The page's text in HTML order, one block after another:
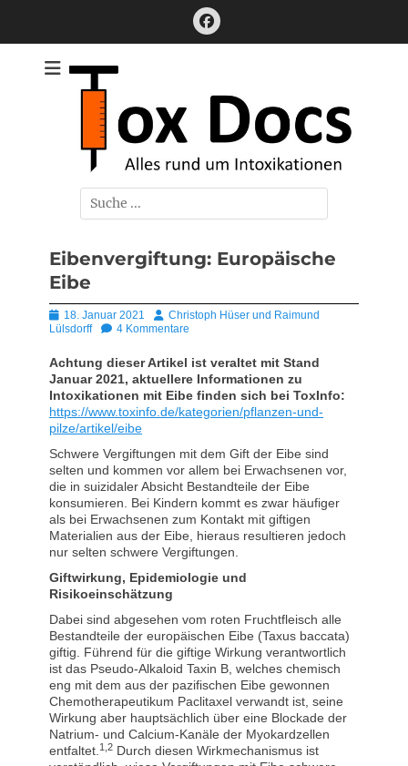
Facebook
Alles rund um Intoxikationen
Suchen
nach:
Eibenvergiftung: Europäische
Eibe
Posted
on
18. Januar 2021 AutorChristoph Hüser und Raimund
Lülsdorff
4 Kommentare
Achtung dieser Artikel ist veraltet mit Stand
Januar 2021, aktuellere Informationen zu
Intoxikationen mit Eibe finden sich bei ToxInfo:
https://www.toxinfo.de/kategorien/pflanzen-und-
pilze/artikel/eibe
Schwere Vergiftungen mit dem Gift der Eibe sind
selten und kommen vor allem bei Erwachsenen vor,
die in suizidaler Absicht Bestandteile der Eibe
konsumieren. Bei Kindern kommt es zwar häufiger
als bei Erwachsenen zum Kontakt mit giftigen
Materialien aus der Eibe, hieraus resultieren jedoch
nur selten schwere Vergiftungen.
Giftwirkung, Epidemiologie und
Risikoeinschätzung
Dabei sind abgesehen vom roten Fruchtfleisch alle
Bestandteile der europäischen Eibe (Taxus baccata)
giftig. Führend für die giftige Wirkung verantwortlich
ist das Pseudo-Alkaloid Taxin B, welches chemisch
eng mit dem aus der pazifischen Eibe gewonnen
Chemotherapeutikum Paclitaxel verwandt ist, seine
Wirkung aber hauptsächlich über eine Blockade der
Natrium- und Calcium-Kanäle der Myokardzellen
entfaltet.1,2 Durch diesen Wirkmechanismus ist